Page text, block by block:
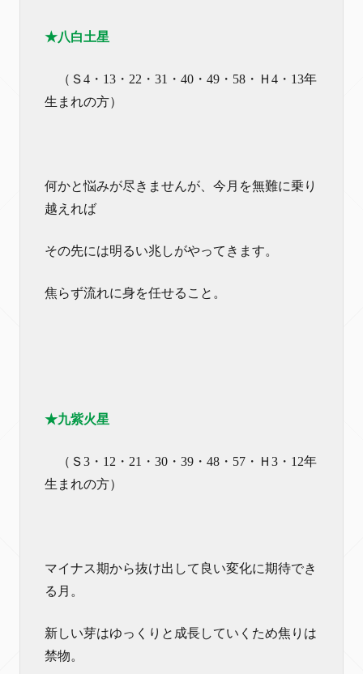
★八白土星
（Ｓ4・13・22・31・40・49・58・Ｈ4・13年
生まれの方）
何かと悩みが尽きませんが、今月を無難に乗り
越えれば
その先には明るい兆しがやってきます。
焦らず流れに身を任せること。
★九紫火星
（Ｓ3・12・21・30・39・48・57・Ｈ3・12年
生まれの方）
マイナス期から抜け出して良い変化に期待でき
る月。
新しい芽はゆっくりと成長していくため焦りは
禁物。